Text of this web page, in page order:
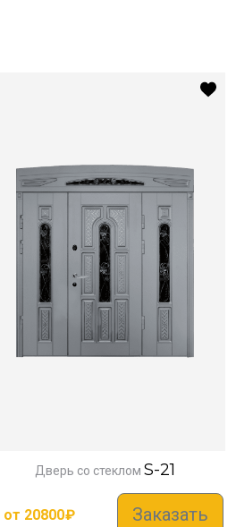
Дверь со стеклом S-21
от 20800₽ Заказать